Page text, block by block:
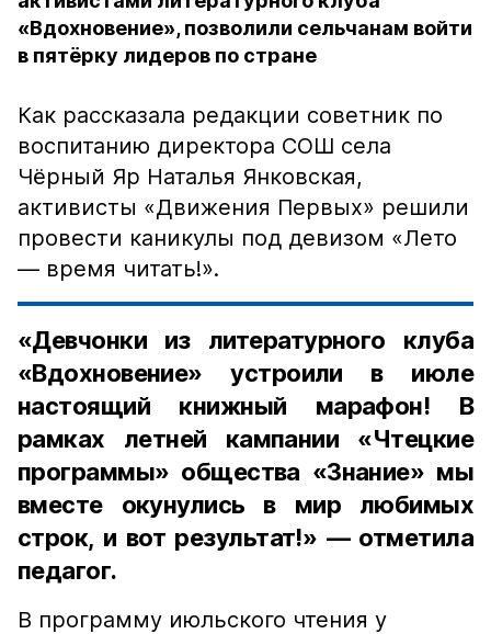
«Вдохновение», позволили сельчанам войти
в пятёрку лидеров по стране
Как рассказала редакции советник по
воспитанию директора СОШ села
Чёрный Яр Наталья Янковская,
активисты «Движения Первых» решили
провести каникулы под девизом «Лето
— время читать!».
«Девчонки из литературного клуба
«Вдохновение» устроили в июле
настоящий книжный марафон! В
рамках летней кампании «Чтецкие
программы» общества «Знание» мы
вместе окунулись в мир любимых
строк, и вот результат!» — отметила
педагог.
В программу июльского чтения у